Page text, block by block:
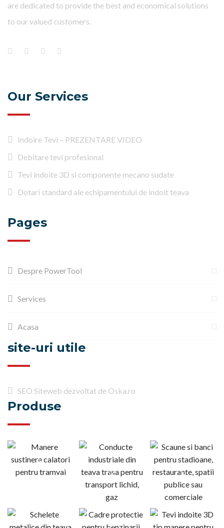
are dedicated to provide the best and economical solutions
to our valued customers.
Our Services
Indoire Tevi – PREZENTARE VIDEO
Debitare tevi profesional
Tevi indoite 3D si componente mecano sudate
Dotari standard ale echipamentului de indoit teava
Pages
Despre PowerTool
Services
Acasa
site-uri utile
SEO Siteweb dezvoltat de Oska.ro
Produse